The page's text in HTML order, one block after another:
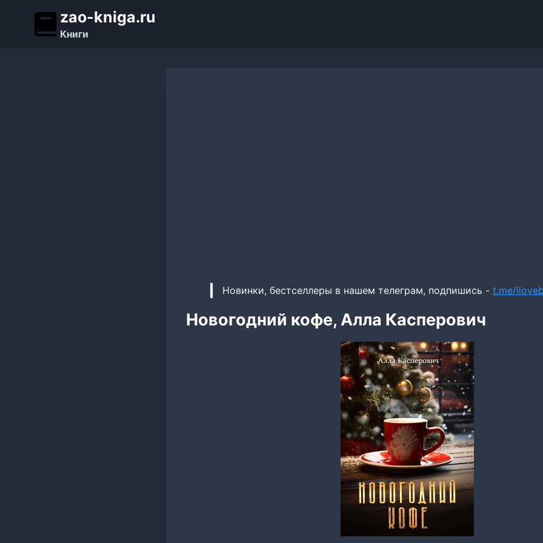
содержимому
zao-kniga.ru
Книги
Новинки, бестселлеры в нашем телеграм, подпишись - t.me/
Новогодний кофе, Алла Касперович